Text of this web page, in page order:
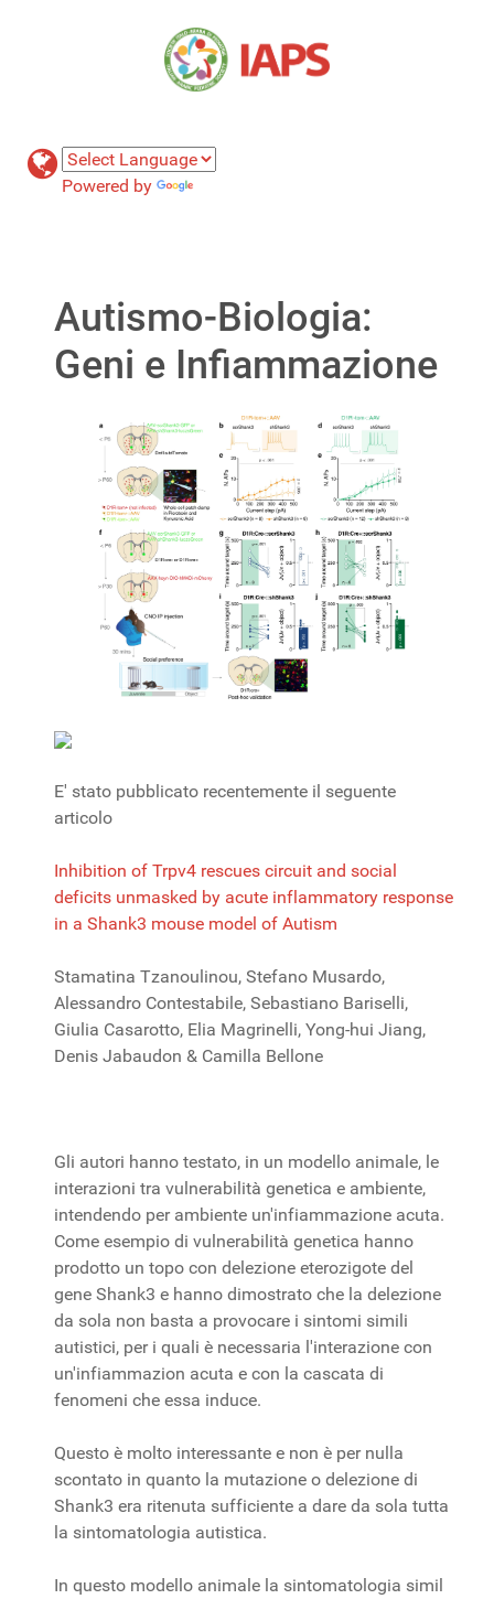
Powered by
Autismo-Biologia:
Geni e Infiammazione
E' stato pubblicato recentemente il seguente
articolo
Inhibition of Trpv4 rescues circuit and social
deficits unmasked by acute inflammatory response
in a Shank3 mouse model of Autism
Stamatina Tzanoulinou, Stefano Musardo,
Alessandro Contestabile, Sebastiano Bariselli,
Giulia Casarotto, Elia Magrinelli, Yong-hui Jiang,
Denis Jabaudon & Camilla Bellone
Gli autori hanno testato, in un modello animale, le
interazioni tra vulnerabilità genetica e ambiente,
intendendo per ambiente un'infiammazione acuta.
Come esempio di vulnerabilità genetica hanno
prodotto un topo con delezione eterozigote del
gene Shank3 e hanno dimostrato che la delezione
da sola non basta a provocare i sintomi simili
autistici, per i quali è necessaria l'interazione con
un'infiammazion acuta e con la cascata di
fenomeni che essa induce.
Questo è molto interessante e non è per nulla
scontato in quanto la mutazione o delezione di
Shank3 era ritenuta sufficiente a dare da sola tutta
la sintomatologia autistica.
In questo modello animale la sintomatologia simil